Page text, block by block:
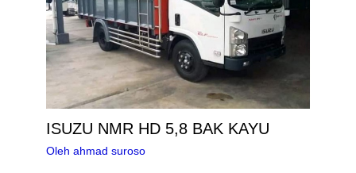
ISUZU NMR HD 5,8 BAK KAYU
Oleh ahmad suroso